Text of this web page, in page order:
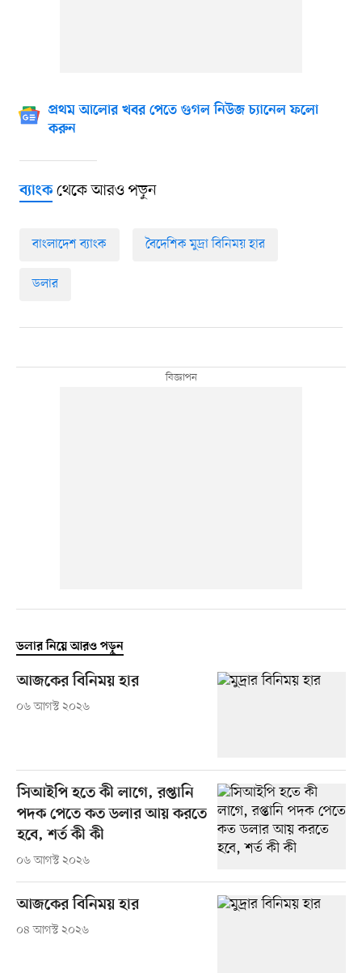
প্রথম আলোর খবর পেতে গুগল নিউজ চ্যানেল ফলো
করুন
ব্যাংকথেকে আরও পড়ুন
বাংলাদেশ ব্যাংক বৈদেশিক মুদ্রা বিনিময় হার
ডলার
ডলার নিয়ে আরও পড়ুন
আজকের বিনিময় হার
০৬ আগস্ট ২০২৬
সিআইপি হতে কী লাগে, রপ্তানি
পদক পেতে কত ডলার আয় করতে
হবে, শর্ত কী কী
০৬ আগস্ট ২০২৬
আজকের বিনিময় হার
০৪ আগস্ট ২০২৬